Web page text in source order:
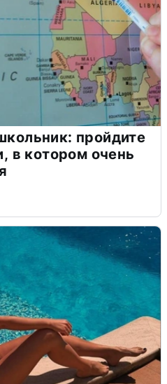
пройдите
в котором очень